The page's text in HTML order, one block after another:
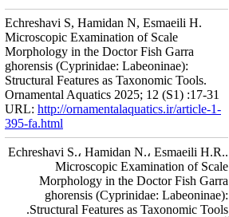
Echreshavi S, Hamidan N, Esmaeili H.
Microscopic Examination of Scale
Morphology in the Doctor Fish Garra
ghorensis (Cyprinidae: Labeoninae):
Structural Features as Taxonomic Tools.
Ornamental Aquatics 2025; 12 (S1) :17-31
URL: http://ornamentalaquatics.ir/article-1-
395-fa.html
Echreshavi S.، Hamidan N.، Esmaeili H.R..
Microscopic Examination of Scale
Morphology in the Doctor Fish Garra
ghorensis (Cyprinidae: Labeoninae):
Structural Features as Taxonomic Tools.